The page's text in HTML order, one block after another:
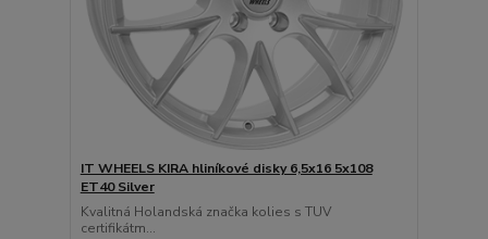
IT WHEELS KIRA hliníkové disky 6,5x16 5x108
ET40 Silver
Kvalitná Holandská značka kolies s TUV
certifikátm...